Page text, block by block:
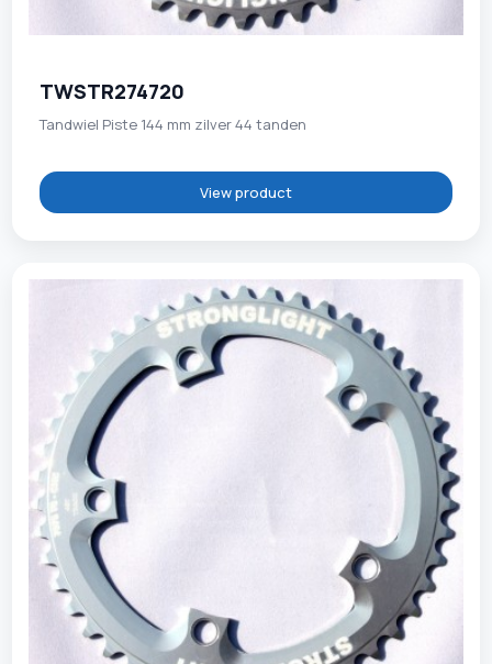
TWSTR274720
Tandwiel Piste 144 mm zilver 44 tanden
View product